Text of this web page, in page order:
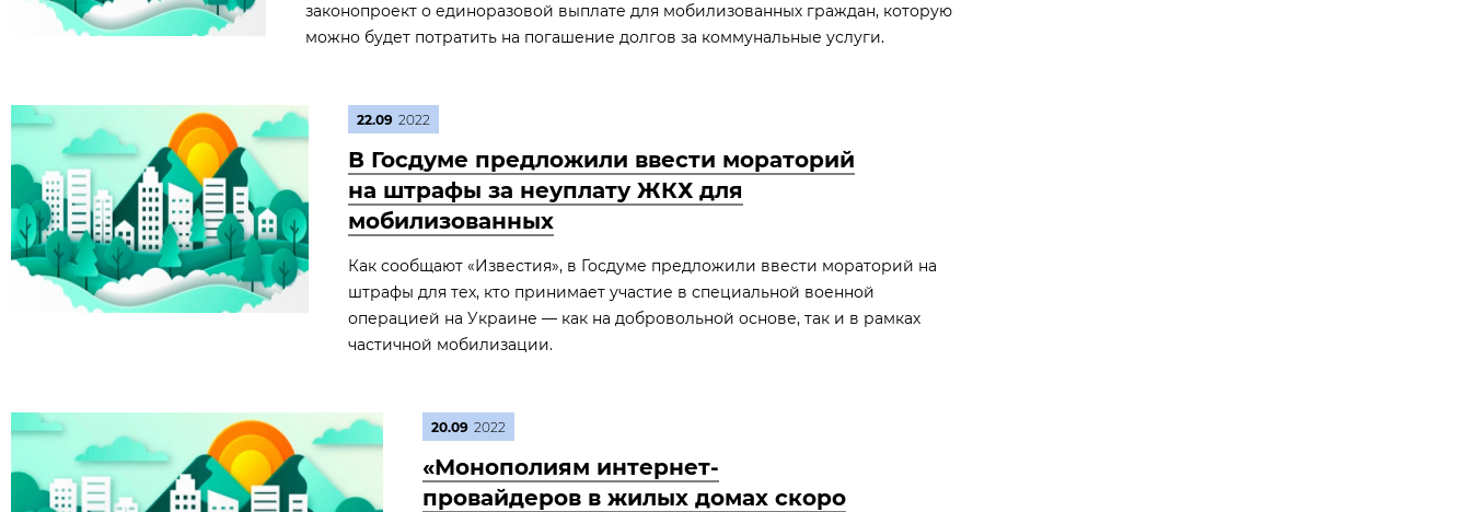
законопроект о единоразовой выплате для мобилизованных граждан, которую
можно будет потратить на погашение долгов за коммунальные услуги.
22.09 2022
В Госдуме предложили ввести мораторий
на штрафы за неуплату ЖКХ для
мобилизованных
Как сообщают «Известия», в Госдуме предложили ввести мораторий на
штрафы для тех, кто принимает участие в специальной военной
операцией на Украине — как на добровольной основе, так и в рамках
частичной мобилизации.
20.09 2022
«Монополиям интернет-
провайдеров в жилых домах скоро